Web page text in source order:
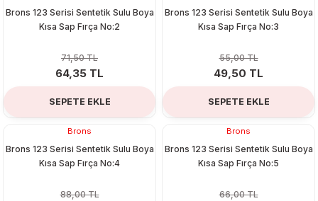
Brons 123 Serisi Sentetik Sulu Boya
Kısa Sap Fırça No:2
71,50 TL
64,35 TL
SEPETE EKLE
Brons 123 Serisi Sentetik Sulu Boya
Kısa Sap Fırça No:3
55,00 TL
49,50 TL
SEPETE EKLE
Brons
Brons 123 Serisi Sentetik Sulu Boya
Kısa Sap Fırça No:4
88,00 TL
Brons
Brons 123 Serisi Sentetik Sulu Boya
Kısa Sap Fırça No:5
66,00 TL